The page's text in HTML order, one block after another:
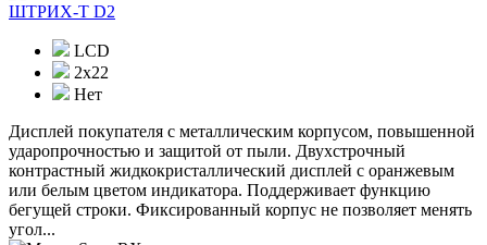
ШТРИХ-T D2
LCD
2х22
Нет
Дисплей покупателя с металлическим корпусом, повышенной
ударопрочностью и защитой от пыли. Двухстрочный
контрастный жидкокристаллический дисплей с оранжевым
или белым цветом индикатора. Поддерживает функцию
бегущей строки. Фиксированный корпус не позволяет менять
угол...